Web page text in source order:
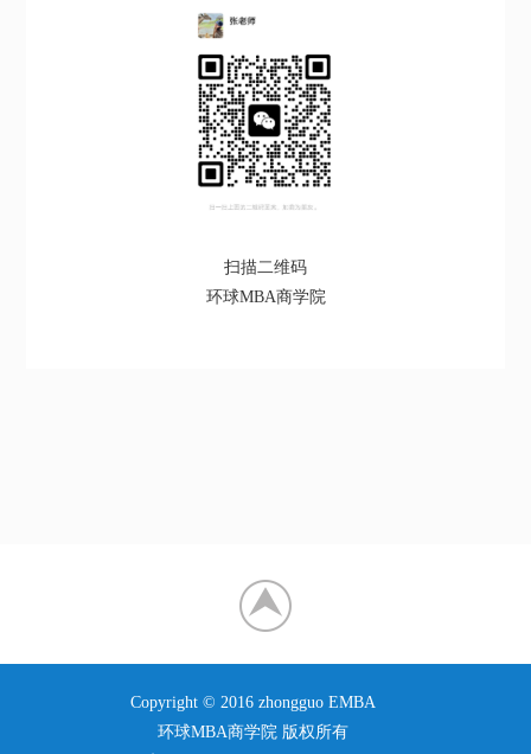
扫描二维码
环球MBA商学院
Copyright © 2016 zhongguo EMBA
环球MBA商学院 版权所有